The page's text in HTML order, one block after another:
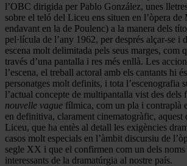
l’OBC dirigida per Pablo González, unes
sobre el teló del Liceu ens situen en l’òpera de
endavant en la de Poulenc) a la manera dels
pel·lícula de l’any 1962, per després alçar-se i
escena molt delimitada pels seus marges, com
través d’una pantalla i res més enllà. Les
l’escena, el treball actoral amb els cantants hi
personatges molt definits, i tota l’escenografia
l’actual concepte de multipantalla vist des dels
nouvelle vague fílmica, com un pla i contraplà
en definitiva, clarament cinematogràfic, aquest
Liceu, que ha entès al detall les exigències
casos molt especials en l’àmbit discursiu de
segle XX i que el confirmen com un dels noms
interessants de la dramatúrgia al nostre país.